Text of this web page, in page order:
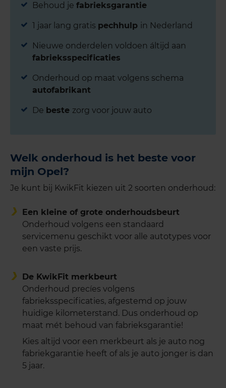
Behoud je fabrieksgarantie
1 jaar lang gratis pechhulp in Nederland
Nieuwe onderdelen voldoen áltijd aan
fabrieksspecificaties
Onderhoud op maat volgens schema
autofabrikant
De beste zorg voor jouw auto
Welk onderhoud is het beste voor
mijn Opel?
Je kunt bij KwikFit kiezen uit 2 soorten onderhoud:
Een kleine of grote onderhoudsbeurt
Onderhoud volgens een standaard
servicemenu geschikt voor alle autotypes voor
een vaste prijs.
De KwikFit merkbeurt
Onderhoud precíes volgens
fabrieksspecificaties, afgestemd op jouw
huidige kilometerstand. Dus onderhoud op
maat mét behoud van fabrieksgarantie!
Kies altijd voor een merkbeurt als je auto nog
fabriekgarantie heeft of als je auto jonger is dan
5 jaar.